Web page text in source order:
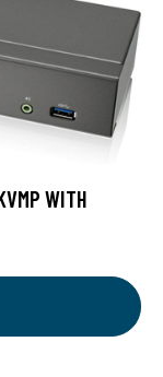
WITH